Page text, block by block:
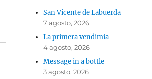
San Vicente de Labuerda
7 agosto, 2026
La primera vendimia
4 agosto, 2026
Message in a bottle
3 agosto, 2026